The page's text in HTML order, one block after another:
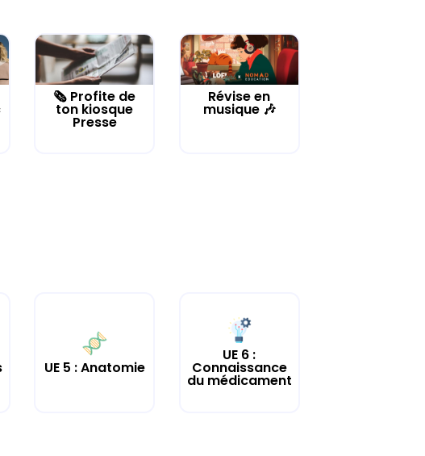
🗞️ Profite de
ton kiosque
Presse
Révise en
musique 🎶
UE 5 : Anatomie
UE 6 :
Connaissance
du médicament